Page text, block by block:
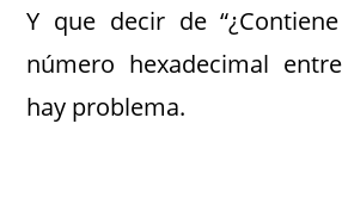
Y que decir de
número hexadecimal
hay problema.